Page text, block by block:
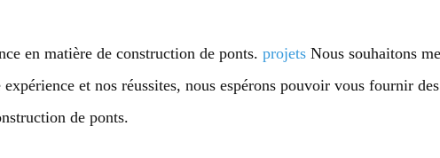
en matière de construction de ponts. projets Nous souhaitons
et nos réussites, nous espérons pouvoir vous fournir
de ponts.